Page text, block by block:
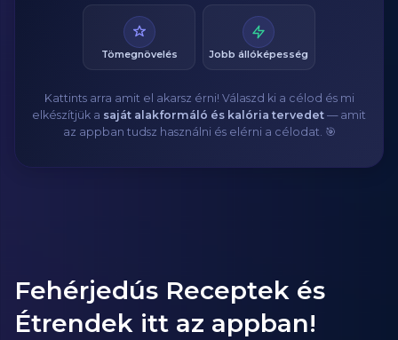
Tömegnövelés Jobb állóképesség
Kattints arra amit el akarsz érni! Válaszd ki a célod és mi
elkészítjük a saját alakformáló és kalória tervedet — amit
az appban tudsz használni és elérni a célodat. 🎯
Fehérjedús Receptek és
Étrendek itt az appban!